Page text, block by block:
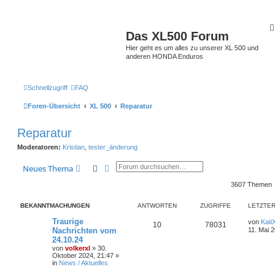
Das XL500 Forum
Hier geht es um alles zu unserer XL 500 und
anderen HONDA Enduros
Schnellzugriff FAQ
Foren-Übersicht XL 500 Reparatur
Reparatur
Moderatoren: Kristian tester_änderung
Neues Thema SucheErweiterte Suche
3607 Themen
BEKANNTMACHUNGEN ANTWORTEN ZUGRIFFE
Traurige
Nachrichten vom
24.10.24
von volkerxl » 30.
Oktober 2024, 21:47 »
in News / Aktuelles
10 78031 von
11. Mai